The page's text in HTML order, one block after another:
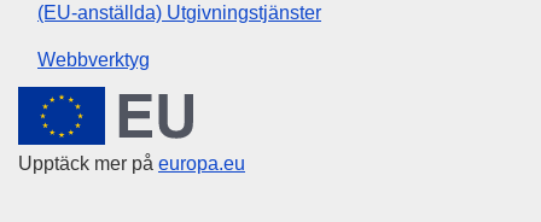
(EU-anställda) Utgivningstjänster
Webbverktyg
Europeiska unionen
Upptäck mer på europa.eu